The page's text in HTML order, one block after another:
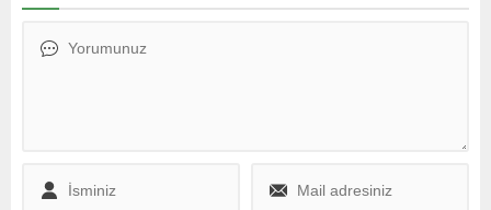
dev kulübü Galatasaray ile
karşılaşması dikkat çekici
karşılaşacak.